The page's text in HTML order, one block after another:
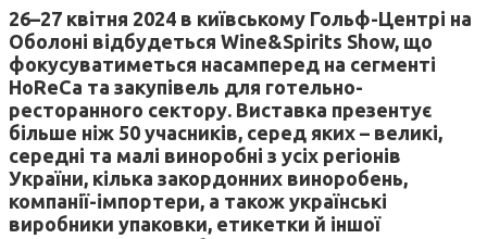
26–27 квітня 2024 в київському Гольф-Центрі на
Оболоні відбудеться Wine&Spirits Show, що
фокусуватиметься насамперед на сегменті
HoReCa та закупівель для готельно-
ресторанного сектору. Виставка презентує
більше ніж 50 учасників, серед яких – великі,
середні та малі виноробні з усіх регіонів
України, кілька закордонних виноробень,
компанії-імпортери, а також українські
виробники упаковки, етикетки й іншої